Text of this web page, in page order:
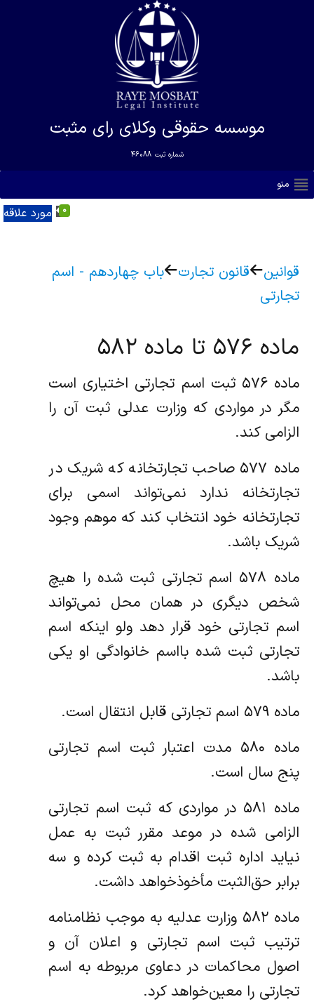
موسسه حقوقی وکلای رای مثبت
شماره ثبت 46088
منو
مورد علاقه 0
قوانین قانون تجارت
باب چهاردهم - اسم
تجارتی
ماده ۵۷۶ تا ماده ۵۸۲
ماده ۵۷۶ ثبت اسم تجارتی اختیاری است
مگر در مواردی که وزارت عدلی ثبت آن را
الزامی کند.
ماده ۵۷۷ صاحب تجارتخانه که شریک در
تجارتخانه ندارد نمی‌تواند اسمی برای
تجارتخانه خود انتخاب کند که موهم وجود
شریک باشد.
ماده ۵۷۸ اسم تجارتی ثبت شده را هیچ
شخص دیگری در همان محل نمی‌تواند
اسم تجارتی خود قرار دهد ولو اینکه اسم
تجارتی ثبت شده با‌اسم خانوادگی او یکی
باشد.
ماده ۵۷۹ اسم تجارتی قابل انتقال است.
ماده ۵۸۰ مدت اعتبار ثبت اسم تجارتی
پنج سال است.
ماده ۵۸۱ در مواردی که ثبت اسم تجارتی
الزامی شده در موعد مقرر ثبت به عمل
نیاید اداره ثبت اقدام به ثبت کرده و سه
برابر حق‌الثبت مأخوذ‌خواهد داشت.
ماده ۵۸۲ وزارت عدلیه به موجب نظامنامه
ترتیب ثبت اسم تجارتی و اعلان آن و
اصول محاکمات در دعاوی مربوطه به اسم
تجارتی را معین‌خواهد کرد.